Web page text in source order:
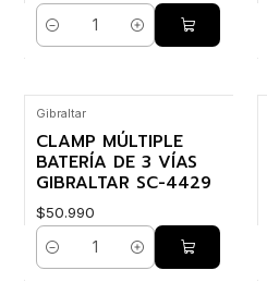
Cantidad
Gibraltar
CLAMP MÚLTIPLE
BATERÍA DE 3 VÍAS
GIBRALTAR SC-4429
$50.990
Cantidad